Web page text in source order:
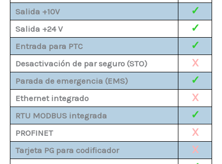
Salida +10V ✓
Salida +24 V ✓
Entrada para PTC ✓
Desactivación de par seguro (STO) X
Parada de emergencia (EMS) ✓
Ethernet integrado X
RTU MODBUS integrada ✓
PROFINET X
Tarjeta PG para codificador X